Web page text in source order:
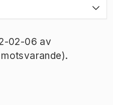
02-06 av